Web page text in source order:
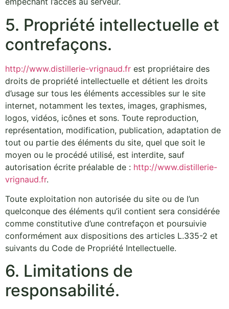
5. Propriété intellectuelle et
contrefaçons.
http://www.distillerie-vrignaud.fr est propriétaire des
droits de propriété intellectuelle et détient les droits
d’usage sur tous les éléments accessibles sur le site
internet, notamment les textes, images, graphismes,
logos, vidéos, icônes et sons. Toute reproduction,
représentation, modification, publication, adaptation de
tout ou partie des éléments du site, quel que soit le
moyen ou le procédé utilisé, est interdite, sauf
autorisation écrite préalable de : http://www.distillerie-
vrignaud.fr.
Toute exploitation non autorisée du site ou de l’un
quelconque des éléments qu’il contient sera considérée
comme constitutive d’une contrefaçon et poursuivie
conformément aux dispositions des articles L.335-2 et
suivants du Code de Propriété Intellectuelle.
6. Limitations de
responsabilité.